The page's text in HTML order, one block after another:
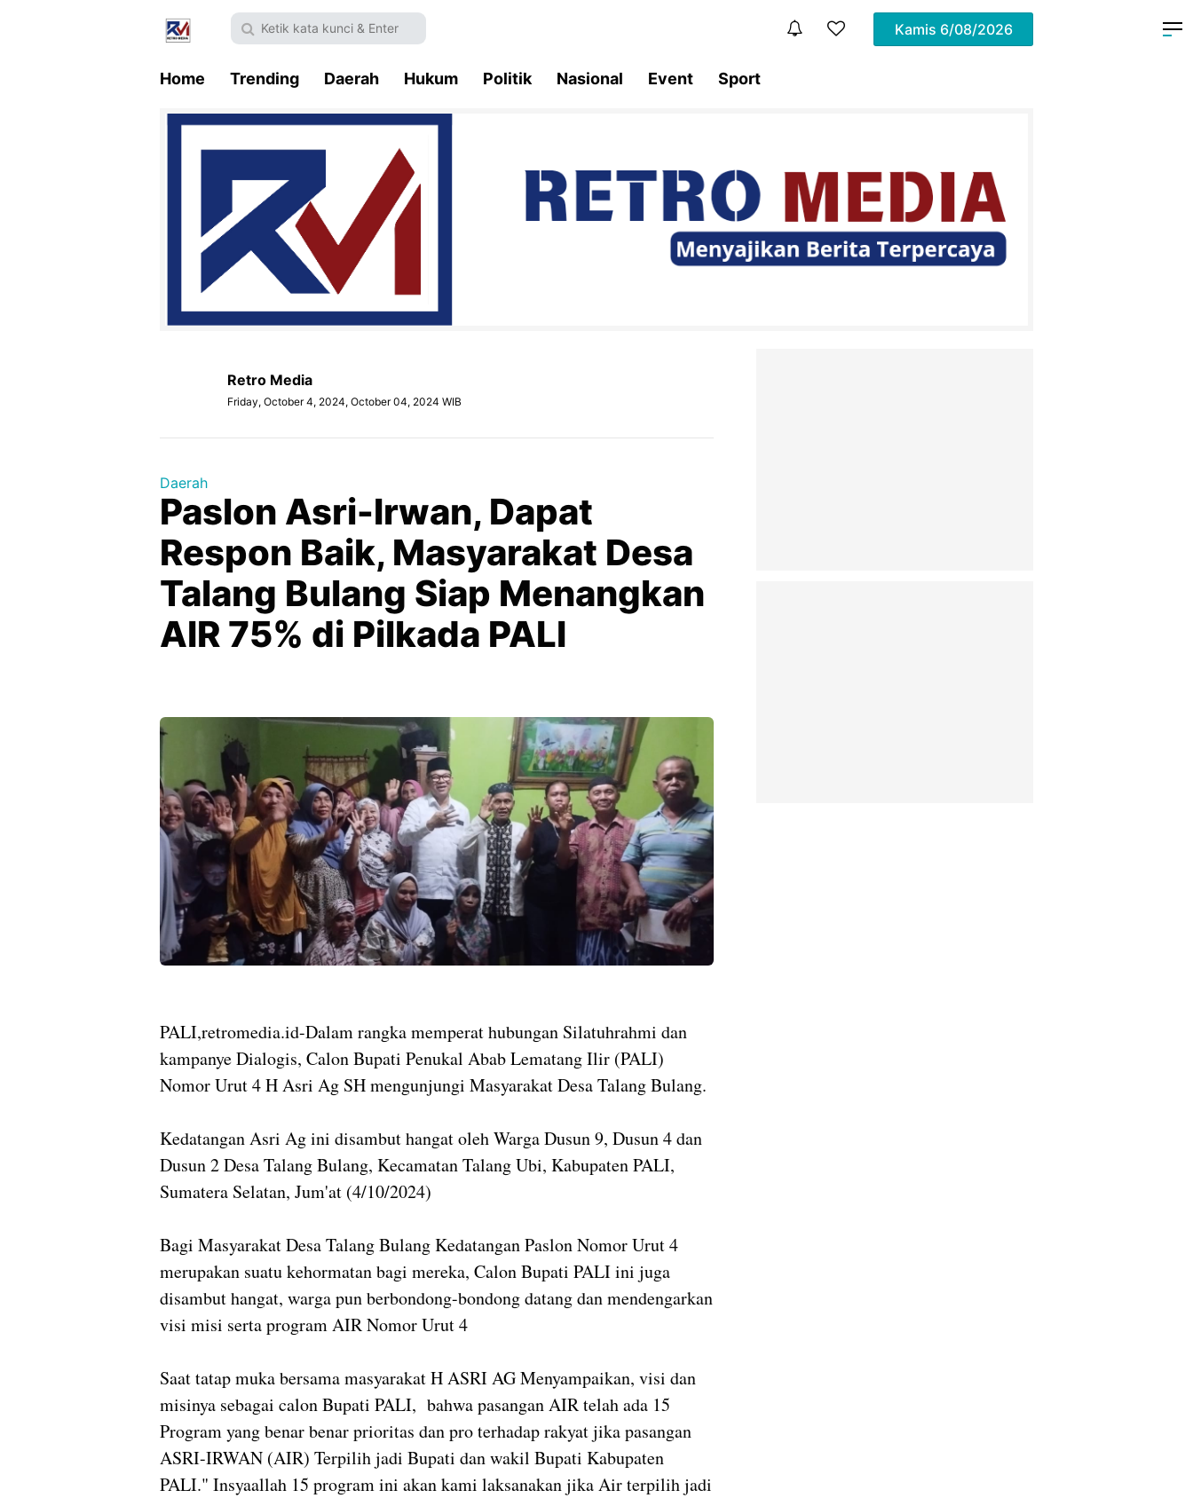
Kamis 6/08/2026
Home Trending Daerah Hukum Politik Nasional Event Sport
Retro Media
Friday, October 4, 2024, October 04, 2024 WIB
Daerah
Paslon Asri-Irwan, Dapat
Respon Baik, Masyarakat Desa
Talang Bulang Siap Menangkan
AIR 75% di Pilkada PALI
PALI,retromedia.id-Dalam rangka memperat hubungan Silatuhrahmi dan
kampanye Dialogis, Calon Bupati Penukal Abab Lematang Ilir (PALI)
Nomor Urut 4 H Asri Ag SH mengunjungi Masyarakat Desa Talang Bulang.
Kedatangan Asri Ag ini disambut hangat oleh Warga Dusun 9, Dusun 4 dan
Dusun 2 Desa Talang Bulang, Kecamatan Talang Ubi, Kabupaten PALI,
Sumatera Selatan, Jum'at (4/10/2024)
Bagi Masyarakat Desa Talang Bulang Kedatangan Paslon Nomor Urut 4
merupakan suatu kehormatan bagi mereka, Calon Bupati PALI ini juga
disambut hangat, warga pun berbondong-bondong datang dan mendengarkan
visi misi serta program AIR Nomor Urut 4
Saat tatap muka bersama masyarakat H ASRI AG Menyampaikan, visi dan
misinya sebagai calon Bupati PALI, bahwa pasangan AIR telah ada 15
Program yang benar benar prioritas dan pro terhadap rakyat jika pasangan
ASRI-IRWAN (AIR) Terpilih jadi Bupati dan wakil Bupati Kabupaten
PALI." Insyaallah 15 program ini akan kami laksanakan jika Air terpilih jadi